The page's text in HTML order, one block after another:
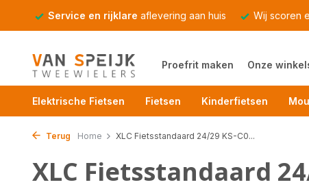
Service en rijklare aflevering aan huis Wij scoren
Proefrit maken Onze
Elektrische Fietsen Fietsen Kinderfietsen
Terug Home XLC Fietsstandaard 24/29 KS-C0...
XLC Fietsstandaard